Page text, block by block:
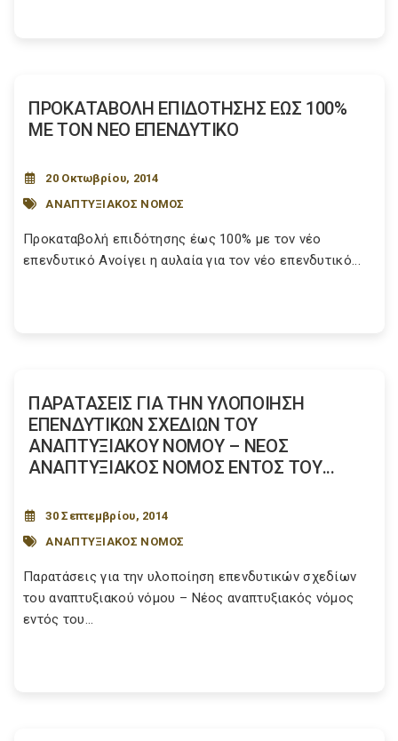
ΠΡΟΚΑΤΑΒΟΛΗ ΕΠΙΔΟΤΗΣΗΣ ΕΩΣ 100%
ΜΕ ΤΟΝ ΝΕΟ ΕΠΕΝΔΥΤΙΚΟ
20 Οκτωβρίου, 2014
ΑΝΑΠΤΥΞΙΑΚΟΣ ΝΟΜΟΣ
Προκαταβολή επιδότησης έως 100% με τον νέο
επενδυτικό Ανοίγει η αυλαία για τον νέο επενδυτικό...
ΠΑΡΑΤΑΣΕΙΣ ΓΙΑ ΤΗΝ ΥΛΟΠΟΙΗΣΗ
ΕΠΕΝΔΥΤΙΚΩΝ ΣΧΕΔΙΩΝ ΤΟΥ
ΑΝΑΠΤΥΞΙΑΚΟΥ ΝΟΜΟΥ – ΝΕΟΣ
ΑΝΑΠΤΥΞΙΑΚΟΣ ΝΟΜΟΣ ΕΝΤΟΣ ΤΟΥ...
30 Σεπτεμβρίου, 2014
ΑΝΑΠΤΥΞΙΑΚΟΣ ΝΟΜΟΣ
Παρατάσεις για την υλοποίηση επενδυτικών σχεδίων
του αναπτυξιακού νόμου – Νέος αναπτυξιακός νόμος
εντός του...